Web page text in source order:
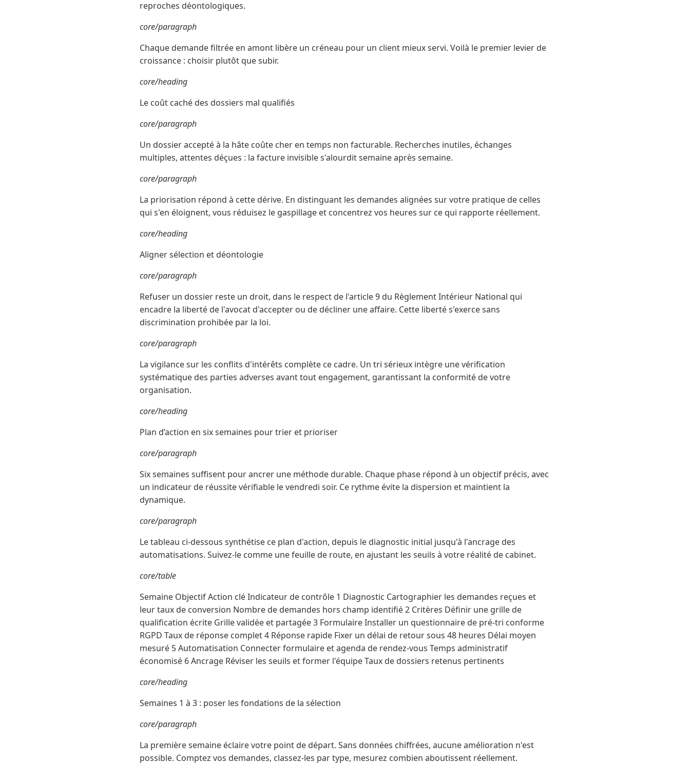
reproches déontologiques.
core/paragraph
Chaque demande filtrée en amont libère un créneau pour un client mieux servi. Voilà le premier levier de
croissance : choisir plutôt que subir.
core/heading
Le coût caché des dossiers mal qualifiés
core/paragraph
Un dossier accepté à la hâte coûte cher en temps non facturable. Recherches inutiles, échanges
multiples, attentes déçues : la facture invisible s'alourdit semaine après semaine.
core/paragraph
La priorisation répond à cette dérive. En distinguant les demandes alignées sur votre pratique de celles
qui s'en éloignent, vous réduisez le gaspillage et concentrez vos heures sur ce qui rapporte réellement.
core/heading
Aligner sélection et déontologie
core/paragraph
Refuser un dossier reste un droit, dans le respect de l'article 9 du Règlement Intérieur National qui
encadre la liberté de l'avocat d'accepter ou de décliner une affaire. Cette liberté s'exerce sans
discrimination prohibée par la loi.
core/paragraph
La vigilance sur les conflits d'intérêts complète ce cadre. Un tri sérieux intègre une vérification
systématique des parties adverses avant tout engagement, garantissant la conformité de votre
organisation.
core/heading
Plan d’action en six semaines pour trier et prioriser
core/paragraph
Six semaines suffisent pour ancrer une méthode durable. Chaque phase répond à un objectif précis, avec
un indicateur de réussite vérifiable le vendredi soir. Ce rythme évite la dispersion et maintient la
dynamique.
core/paragraph
Le tableau ci-dessous synthétise ce plan d'action, depuis le diagnostic initial jusqu'à l'ancrage des
automatisations. Suivez-le comme une feuille de route, en ajustant les seuils à votre réalité de cabinet.
core/table
Semaine Objectif Action clé Indicateur de contrôle 1 Diagnostic Cartographier les demandes reçues et
leur taux de conversion Nombre de demandes hors champ identifié 2 Critères Définir une grille de
qualification écrite Grille validée et partagée 3 Formulaire Installer un questionnaire de pré-tri conforme
RGPD Taux de réponse complet 4 Réponse rapide Fixer un délai de retour sous 48 heures Délai moyen
mesuré 5 Automatisation Connecter formulaire et agenda de rendez-vous Temps administratif
économisé 6 Ancrage Réviser les seuils et former l'équipe Taux de dossiers retenus pertinents
core/heading
Semaines 1 à 3 : poser les fondations de la sélection
core/paragraph
La première semaine éclaire votre point de départ. Sans données chiffrées, aucune amélioration n'est
possible. Comptez vos demandes, classez-les par type, mesurez combien aboutissent réellement.